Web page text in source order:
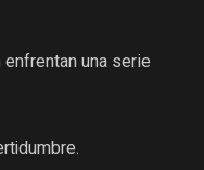
una serie